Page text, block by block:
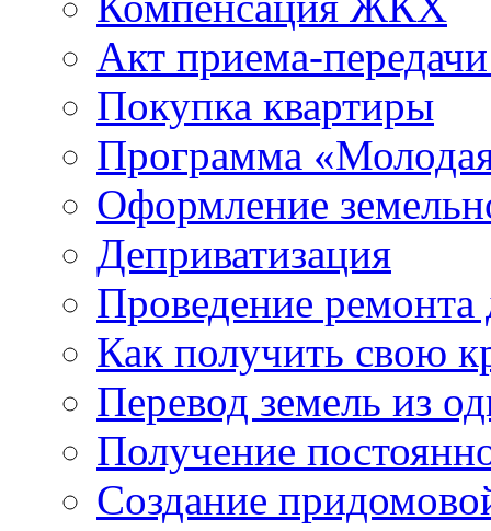
Акт приема-
Покупка квартиры
Программа
Оформление
Деприватизация
Проведение
Как получить свою
Перевод земель из
Получение
Создание